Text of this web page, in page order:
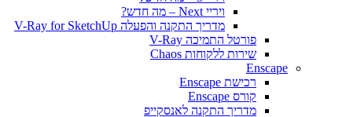
ויריי Next – מה חדש?
מדריך התקנה והפעלה V-Ray for SketchUp
פורטל התמיכה V-Ray
שירות ללקוחות Chaos
Enscape
רכישת Enscape
קורס Enscape
מדריך התקנה לאנסקייפ